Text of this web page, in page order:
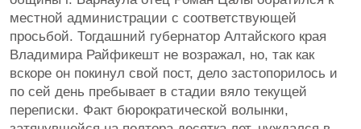
местной администрации с соответствующей
просьбой. Тогдашний губернатор Алтайского края
Владимира Райфикешт не возражал, но, так как
вскоре он покинул свой пост, дело застопорилось и
по сей день пребывает в стадии вяло текущей
переписки. Факт бюрократической волынки,